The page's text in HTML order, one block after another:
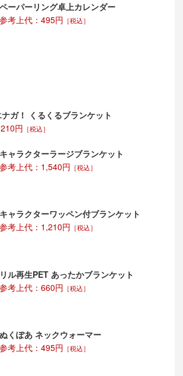
ペーパーリング卓上カレンダー
参考上代：495円 ［税込］
ガ！ くるくるブランケット
円 ［税込］
キャラクターラージブランケット
参考上代：1,540円 ［税込］
キャラクターワッペン付ブランケット
参考上代：1,210円 ［税込］
リル再生PET あったかブランケット
参考上代：660円 ［税込］
ぬくぽあ ネックウォーマー
参考上代：495円 ［税込］